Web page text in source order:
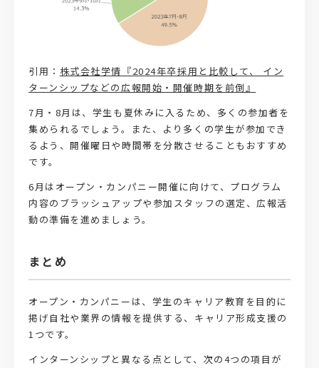
引用： 株式会社学情『2024年卒採用と比較して、 イン
ターンシップなどの広報開始・開催時期を前倒』
7月・8月は、学生も夏休みに入るため、多くの参加者を
集められるでしょう。また、より多くの学生が参加でき
るよう、開催曜日や時間帯を分散させることもおすすめ
です。
6月はオープン・カンパニー開催に向けて、プログラム
内容のブラッシュアップや参加スタッフの選定、広報活
動の準備を進めましょう。
まとめ
オープン・カンパニーは、学生のキャリア教育を目的に
掲げ自社や業界の情報を提供する、キャリア形成支援の
1つです。
インターンシップと異なる点として、次の4つの項目が